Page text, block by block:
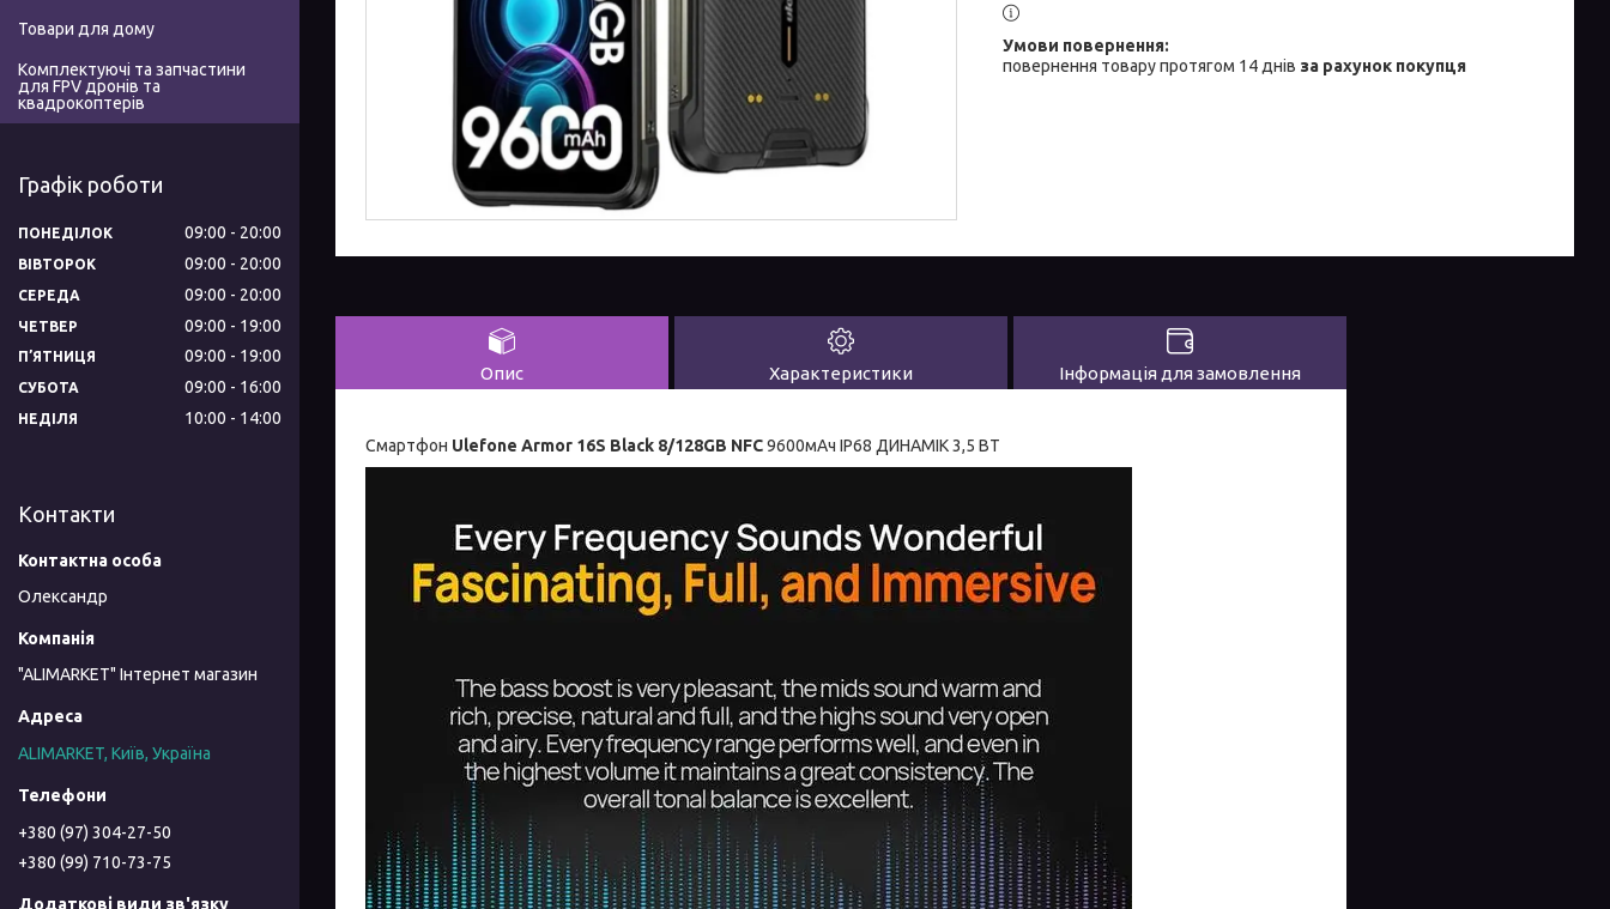
повернення товару протягом 14 днів за рахунок покупця
Опис Характеристики Інформація для замовлення
Cмартфон Ulefone Armor 16S Black 8/128GB NFC9600мАч IP68 ДИНАМІК 3,5 ВТ
Товари для дому
Комплектуючі та запчастини
для FPV дронів та
квадрокоптерів
Графік роботи
ПОНЕДІЛОК 09:00 20:00
ВІВТОРОК 09:00 20:00
СЕРЕДА 09:00 20:00
ЧЕТВЕР 09:00 19:00
ПʼЯТНИЦЯ 09:00 19:00
СУБОТА 09:00 16:00
НЕДІЛЯ 10:00 14:00
Контакти
Олександр
"ALIMARKET" Інтернет магазин
ALIMARKET, Київ, Україна
+380 (97) 304-27-50
+380 (99) 710-73-75